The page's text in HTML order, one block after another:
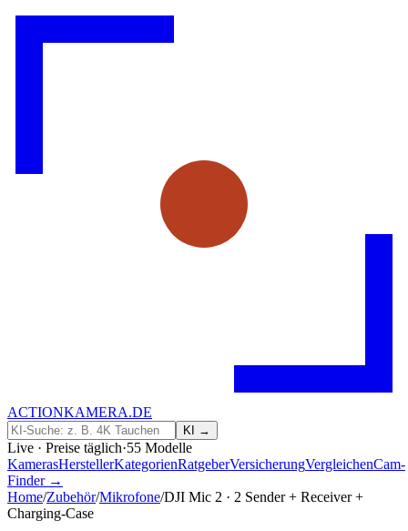
ACTIONKAMERA.DE
KI →
Live · Preise täglich·55 Modelle
KamerasHerstellerKategorienRatgeberVersicherungVergleichenCam-
Finder →
Home/Zubehör/Mikrofone/DJI Mic 2 · 2 Sender + Receiver +
Charging-Case